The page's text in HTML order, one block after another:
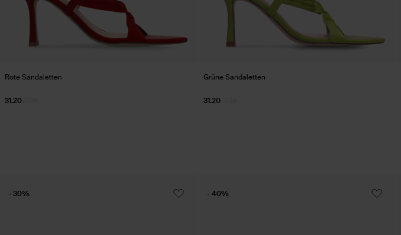
Rote Sandaletten
31.20
Grüne Sandaletten
77.98
31.20
- 30% - 40%